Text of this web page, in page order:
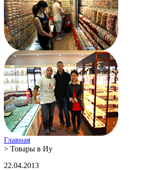
Главная
> Товары в Иу
22.04.2013